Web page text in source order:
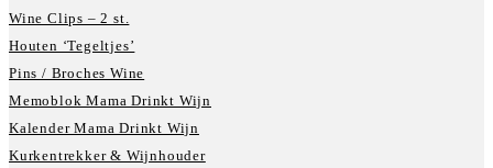
Wine Clips – 2 st.
Houten ‘Tegeltjes’
Pins / Broches Wine
Memoblok Mama Drinkt Wijn
Kalender Mama Drinkt Wijn
Kurkentrekker & Wijnhouder